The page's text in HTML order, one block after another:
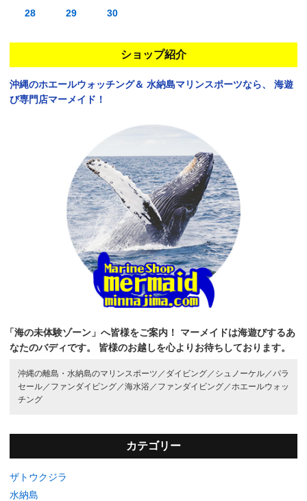
28 29 30
ショップ紹介
沖縄のホエールウォッチング＆ 水納島マリンスポーツなら、
海遊
び専門店マーメイド！
「海の未体験ゾーン」へ皆様をご案内！
マーメイドは海遊びするあ
なたのバディです。
皆様のお越しを心よりお待ちしております。
沖縄の離島・水納島のマリンスポーツ／ ダイビング／ シュノーケル／ パラ
セール／ ファンダイビング／海水浴／ ファンダイビング／ ホエールウォッ
チング
カテゴリー
ザトウクジラ
水納島